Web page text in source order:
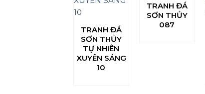
TRANH ĐÁ
SƠN THỦY
TỰ NHIÊN
XUYÊN SÁNG
10
TRANH ĐÁ
SƠN THỦY
087